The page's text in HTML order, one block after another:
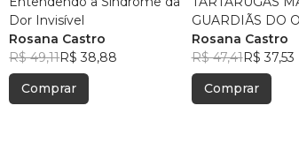
Dor Invisível
Rosana Castro
R$ 49,11R$ 38,88
Comprar
GUARDIÃS DO
PATRIMÔNIO
Rosana Castro
R$ 47,41R$ 37,53
Comprar